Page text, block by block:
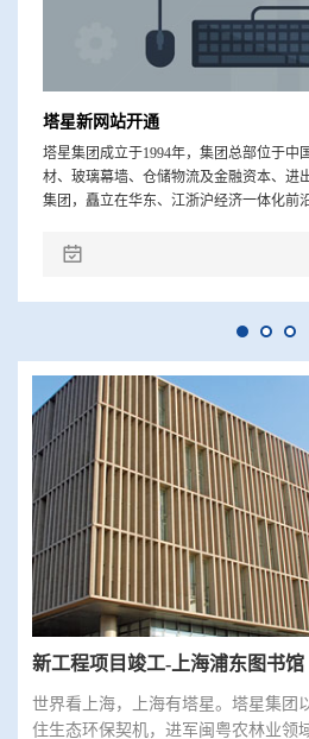
塔星新网站开通
塔星集团成立于1994年，集团总部位于中
材、玻璃幕墙、仓储物流及金融资本、进
集团，矗立在华东、江浙沪经济一体化前
新工程项目竣工-上海浦东图书馆
世界看上海，上海有塔星。塔星集团
住生态环保契机，进军闽粤农林业领